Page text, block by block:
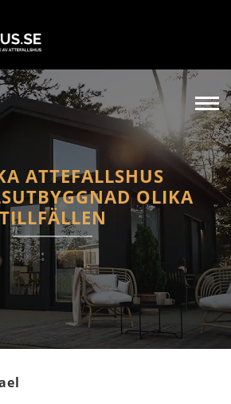
ATTEFALLSHUS
OLIKA
TILLFÄLLEN